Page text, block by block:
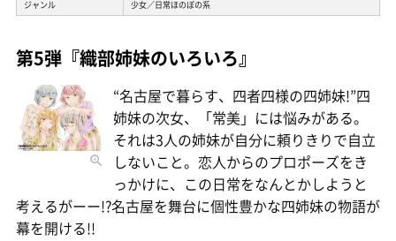
ジャンル 少女／日常ほのぼの系
第5弾『織部姉妹のいろいろ』
“名古屋で暮らす、四者四様の四姉妹!”四
姉妹の次女、「常美」には悩みがある。
それは3人の姉妹が自分に頼りきりで自立
しないこと。恋人からのプロポーズをき
っかけに、この日常をなんとかしようと
考えるがーー!?名古屋を舞台に個性豊かな四姉妹の物語が
幕を開ける!!